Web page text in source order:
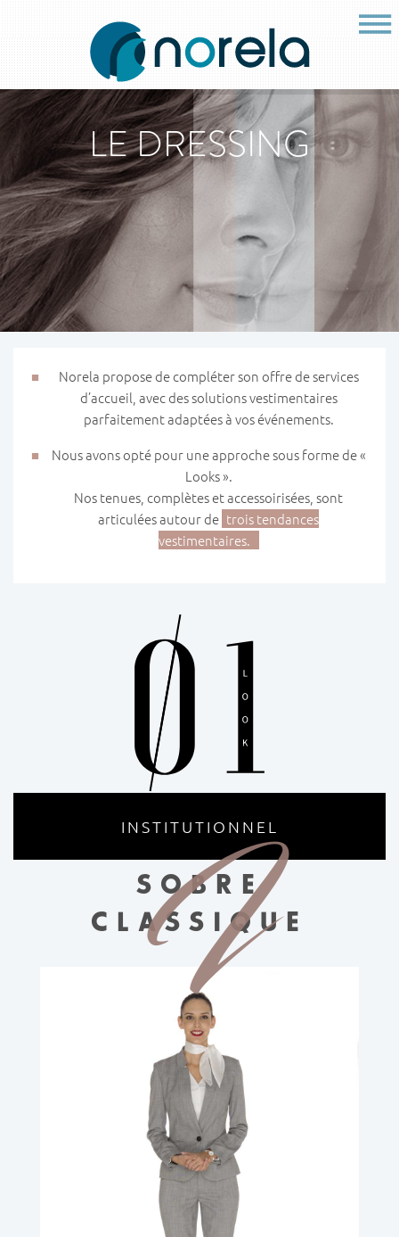
LE DRESSING
Norela propose de compléter son offre de services
d’accueil, avec des solutions vestimentaires
parfaitement adaptées à vos événements.
Nous avons opté pour une approche sous forme de «
Looks ».
Nos tenues, complètes et accessoirisées, sont
articulées autour de trois tendances
vestimentaires.
INSTITUTIONNEL
I
SOBRE
CLASSIQUE